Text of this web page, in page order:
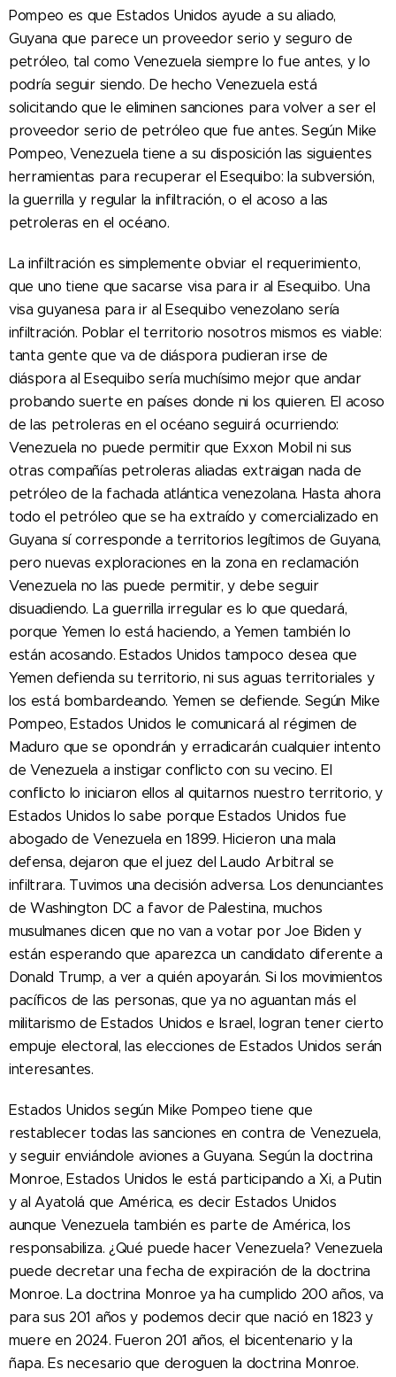
Pompeo es que Estados Unidos ayude a su aliado,
Guyana que parece un proveedor serio y seguro de
petróleo, tal como Venezuela siempre lo fue antes, y lo
podría seguir siendo. De hecho Venezuela está
solicitando que le eliminen sanciones para volver a ser el
proveedor serio de petróleo que fue antes. Según Mike
Pompeo, Venezuela tiene a su disposición las siguientes
herramientas para recuperar el Esequibo: la subversión,
la guerrilla y regular la infiltración, o el acoso a las
petroleras en el océano.
La infiltración es simplemente obviar el requerimiento,
que uno tiene que sacarse visa para ir al Esequibo. Una
visa guyanesa para ir al Esequibo venezolano sería
infiltración. Poblar el territorio nosotros mismos es viable:
tanta gente que va de diáspora pudieran irse de
diáspora al Esequibo sería muchísimo mejor que andar
probando suerte en países donde ni los quieren. El acoso
de las petroleras en el océano seguirá ocurriendo:
Venezuela no puede permitir que Exxon Mobil ni sus
otras compañías petroleras aliadas extraigan nada de
petróleo de la fachada atlántica venezolana. Hasta ahora
todo el petróleo que se ha extraído y comercializado en
Guyana sí corresponde a territorios legítimos de Guyana,
pero nuevas exploraciones en la zona en reclamación
Venezuela no las puede permitir, y debe seguir
disuadiendo. La guerrilla irregular es lo que quedará,
porque Yemen lo está haciendo, a Yemen también lo
están acosando. Estados Unidos tampoco desea que
Yemen defienda su territorio, ni sus aguas territoriales y
los está bombardeando. Yemen se defiende. Según Mike
Pompeo, Estados Unidos le comunicará al régimen de
Maduro que se opondrán y erradicarán cualquier intento
de Venezuela a instigar conflicto con su vecino. El
conflicto lo iniciaron ellos al quitarnos nuestro territorio, y
Estados Unidos lo sabe porque Estados Unidos fue
abogado de Venezuela en 1899. Hicieron una mala
defensa, dejaron que el juez del Laudo Arbitral se
infiltrara. Tuvimos una decisión adversa. Los denunciantes
de Washington DC a favor de Palestina, muchos
musulmanes dicen que no van a votar por Joe Biden y
están esperando que aparezca un candidato diferente a
Donald Trump, a ver a quién apoyarán. Si los movimientos
pacíficos de las personas, que ya no aguantan más el
militarismo de Estados Unidos e Israel, logran tener cierto
empuje electoral, las elecciones de Estados Unidos serán
interesantes.
Estados Unidos según Mike Pompeo tiene que
restablecer todas las sanciones en contra de Venezuela,
y seguir enviándole aviones a Guyana. Según la doctrina
Monroe, Estados Unidos le está participando a Xi, a Putin
y al Ayatolá que América, es decir Estados Unidos
aunque Venezuela también es parte de América, los
responsabiliza. ¿Qué puede hacer Venezuela? Venezuela
puede decretar una fecha de expiración de la doctrina
Monroe. La doctrina Monroe ya ha cumplido 200 años, va
para sus 201 años y podemos decir que nació en 1823 y
muere en 2024. Fueron 201 años, el bicentenario y la
ñapa. Es necesario que deroguen la doctrina Monroe.